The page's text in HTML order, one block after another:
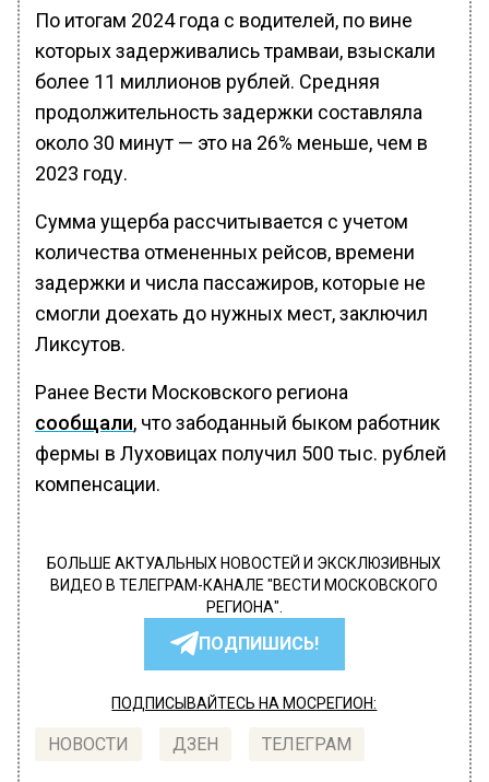
По итогам 2024 года с водителей, по вине
которых задерживались трамваи, взыскали
более 11 миллионов рублей. Средняя
продолжительность задержки составляла
около 30 минут — это на 26% меньше, чем в
2023 году.
Сумма ущерба рассчитывается с учетом
количества отмененных рейсов, времени
задержки и числа пассажиров, которые не
смогли доехать до нужных мест, заключил
Ликсутов.
Ранее Вести Московского региона
сообщали, что забоданный быком работник
фермы в Луховицах получил 500 тыс. рублей
компенсации.
БОЛЬШЕ АКТУАЛЬНЫХ НОВОСТЕЙ И ЭКСКЛЮЗИВНЫХ
ВИДЕО В ТЕЛЕГРАМ-КАНАЛЕ "ВЕСТИ МОСКОВСКОГО
РЕГИОНА".
ПОДПИШИСЬ!
ПОДПИСЫВАЙТЕСЬ НА МОСРЕГИОН:
НОВОСТИ ДЗЕН ТЕЛЕГРАМ